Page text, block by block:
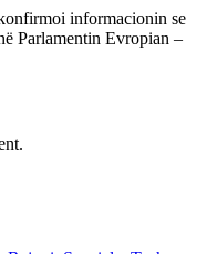
informacionin se
Parlamentin Evropian –